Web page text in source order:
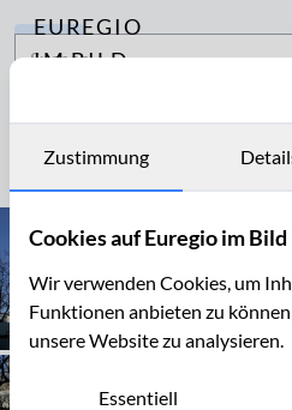
EUREGIO
IM BILD
Archiv
Kontakt
Archiv
Zustimmung
Cookies auf Euregio im Bild
Wir verwenden Cookies, um
Funktionen anbieten zu
unsere Website zu analysieren.
Essentiell